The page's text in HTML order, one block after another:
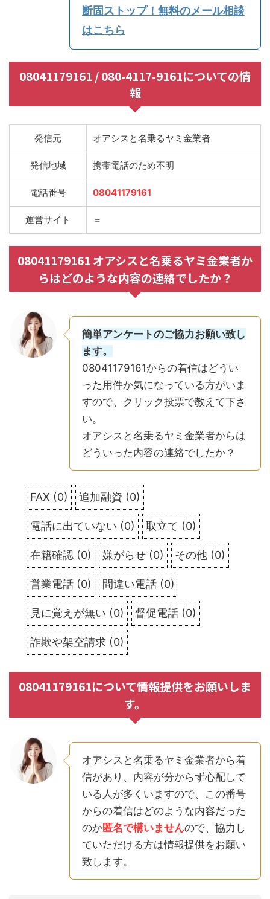
断固ストップ！無料のメール相談
はこちら
08041179161 / 080-4117-9161についての情
報
発信元 オアシスと名乗るヤミ金業者
発信地域 携帯電話のため不明
電話番号 08041179161
運営サイト ＝
08041179161 オアシスと名乗るヤミ金業者か
らはどのような内容の連絡でしたか？
簡単アンケートのご協力お願い致し
ます。
08041179161からの着信はどうい
った用件か気になっている方がいま
すので、クリック投票で教えて下さ
い。
オアシスと名乗るヤミ金業者からは
どういった内容の連絡でしたか？
FAX (0) 追加融資 (0)
電話に出ていない (0) 取立て (0)
在籍確認 (0) 嫌がらせ (0) その他 (0)
営業電話 (0) 間違い電話 (0)
見に覚えが無い (0) 督促電話 (0)
詐欺や架空請求 (0)
08041179161について情報提供をお願いしま
す。
オアシスと名乗るヤミ金業者から着
信があり、内容が分からず心配して
いる人が多くいますので、この番号
からの着信はどのような内容だった
のか匿名で構いませんので、協力し
ていただける方は情報提供をお願い
致します。